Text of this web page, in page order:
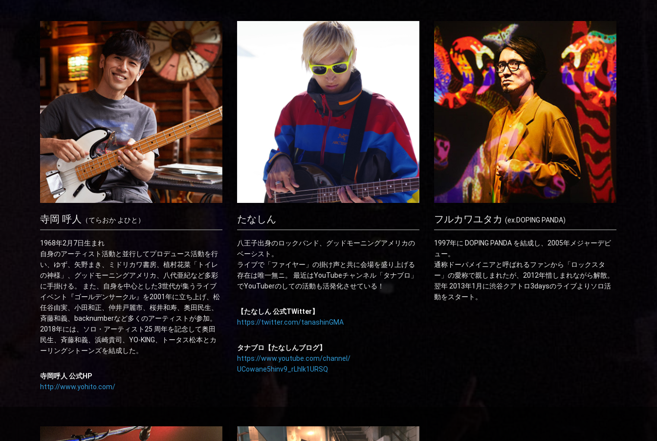
寺岡 呼人 （てらおか よひと）
1968年2月7日生まれ
自身のアーティスト活動と並行してプロデュース活動を行
い、ゆず、矢野まき、ミドリカワ書房、植村花菜「トイレ
の神様」、グッドモーニングアメリカ、八代亜紀など多彩
に手掛ける。 また、自身を中心とした3世代が集うライブ
イベント『ゴールデンサークル』を2001年に立ち上げ、松
任谷由実、小田和正、仲井戸麗市、桜井和寿、奥田民生、
斉藤和義、backnumberなど多くのアーティストが参加。
2018年には、ソロ・アーティスト25 周年を記念して奥田
⺠生、⻫藤和義、浜崎貴司、YO-KING、トータス松本とカ
ーリングシトーンズを結成した。
寺岡呼人 公式HP
http://www.yohito.com/
たなしん
八王子出身のロックバンド、グッドモーニングアメリカの
ベーシスト。
ライブで「ファイヤー」の掛け声と共に会場を盛り上げる
存在は唯一無ニ。 最近はYouTubeチャンネル「タナブロ」
でYouTuberのしての活動も活発化させている！
【たなしん 公式TWitter】
https://twitter.com/tanashinGMA
タナブロ【たなしんブログ】
https://www.youtube.com/channel/
UCowane5hinv9_rLhlk1URSQ
フルカワユタカ (ex.DOPING PANDA)
1997年に DOPING PANDA を結成し、2005年メジャーデビ
ュー。
通称ドーパメイニアと呼ばれるファンから「ロックスタ
ー」の愛称で親しまれたが、2012年惜しまれながら解散。
翌年 2013年1月に渋谷クアトロ3daysのライブよりソロ活
動をスタート。